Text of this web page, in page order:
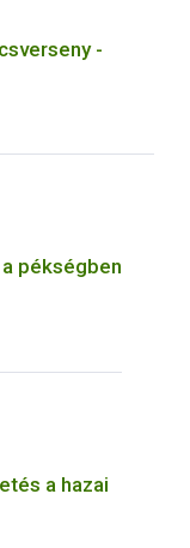
-
pékségben
a hazai